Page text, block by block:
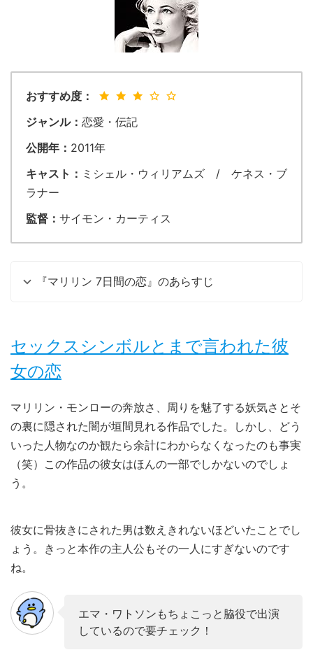
おすすめ度：
ジャンル： 恋愛・伝記
公開年： 2011年
キャスト： ミシェル・ウィリアムズ / ケネス・ブ
ラナー
監督： サイモン・カーティス
『マリリン 7日間の恋』のあらすじ
セックスシンボルとまで言われた彼
女の恋
マリリン・モンローの奔放さ、周りを魅了する妖気さとそ
の裏に隠された闇が垣間見れる作品でした。しかし、どう
いった人物なのか観たら余計にわからなくなったのも事実
（笑）この作品の彼女はほんの一部でしかないのでしょ
う。
彼女に骨抜きにされた男は数えきれないほどいたことでし
ょう。きっと本作の主人公もその一人にすぎないのです
ね。
エマ・ワトソンもちょこっと脇役で出演
しているので要チェック！